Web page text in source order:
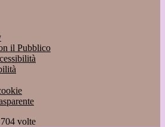
il Pubblico
704 volte